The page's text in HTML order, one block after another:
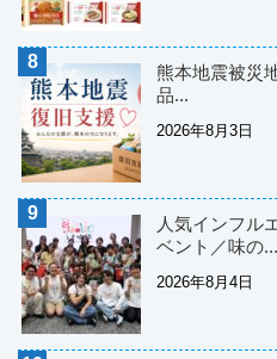
熊本地震被災
品...
2026年8月3日
人気インフル
ベント／味の...
2026年8月4日